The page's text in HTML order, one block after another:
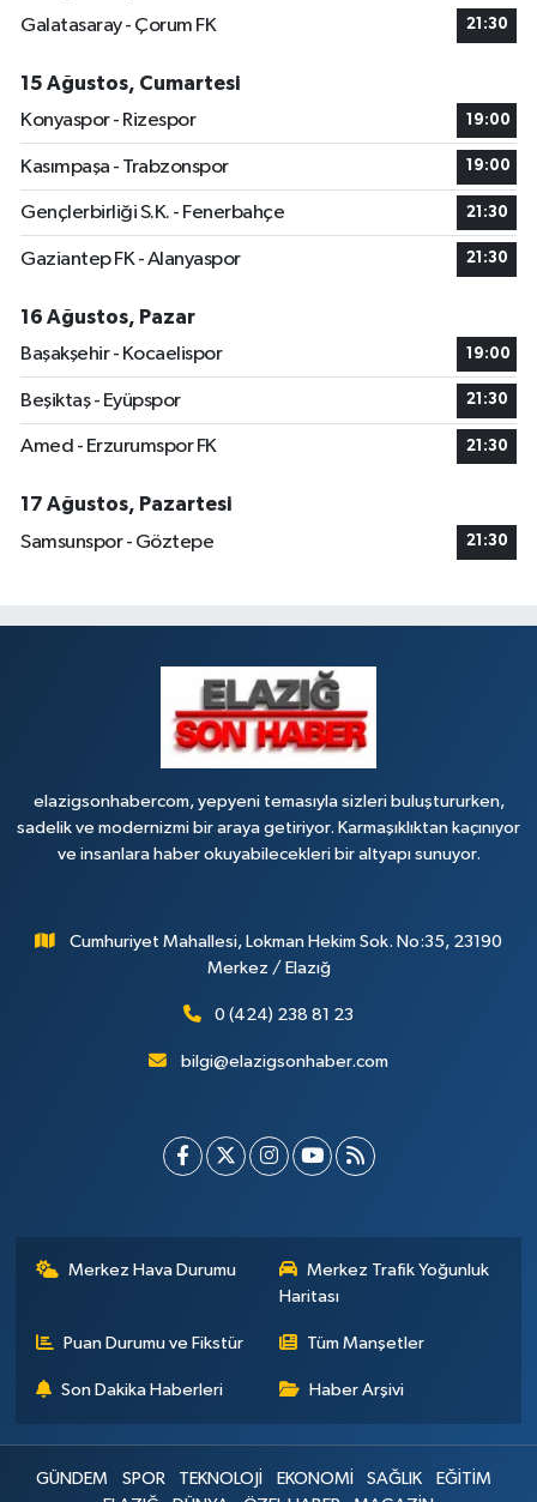
Galatasaray - Çorum FK
21:30
15 Ağustos, Cumartesi
Konyaspor - Rizespor
19:00
Kasımpaşa - Trabzonspor 19:00
Gençlerbirliği S.K. - Fenerbahçe 21:30
Gaziantep FK - Alanyaspor 21:30
16 Ağustos, Pazar
Başakşehir - Kocaelispor
19:00
Beşiktaş - Eyüpspor 21:30
Amed - Erzurumspor FK 21:30
17 Ağustos, Pazartesi
Samsunspor - Göztepe
21:30
elazigsonhabercom, yepyeni temasıyla sizleri buluştururken,
sadelik ve modernizmi bir araya getiriyor. Karmaşıklıktan kaçınıyor
ve insanlara haber okuyabilecekleri bir altyapı sunuyor.
Cumhuriyet Mahallesi, Lokman Hekim Sok. No:35, 23190
Merkez / Elazığ
0 (424) 238 81 23
bilgi@elazigsonhaber.com
Merkez Hava Durumu
Merkez Trafik Yoğunluk
Haritası
Puan Durumu ve Fikstür Tüm Manşetler
Son Dakika Haberleri Haber Arşivi
GÜNDEM SPOR TEKNOLOJİ EKONOMİ SAĞLIK
EĞİTİM